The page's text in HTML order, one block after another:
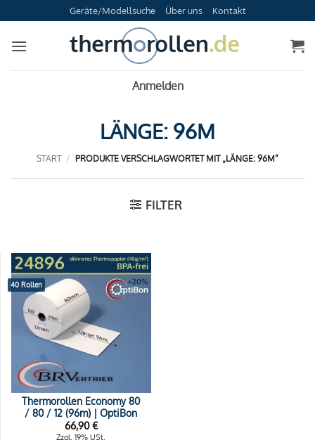
Inhalt
springen
Geräte/Modellsuche Über uns Kontakt
Anmelden
LÄNGE: 96M
START / PRODUKTE VERSCHLAGWORTET MIT „LÄNGE: 96M“
FILTER
40 Rollen
Thermorollen Economy 80
/ 80 / 12 (96m) | OptiBon
66,90€
Zzgl. 19% USt.